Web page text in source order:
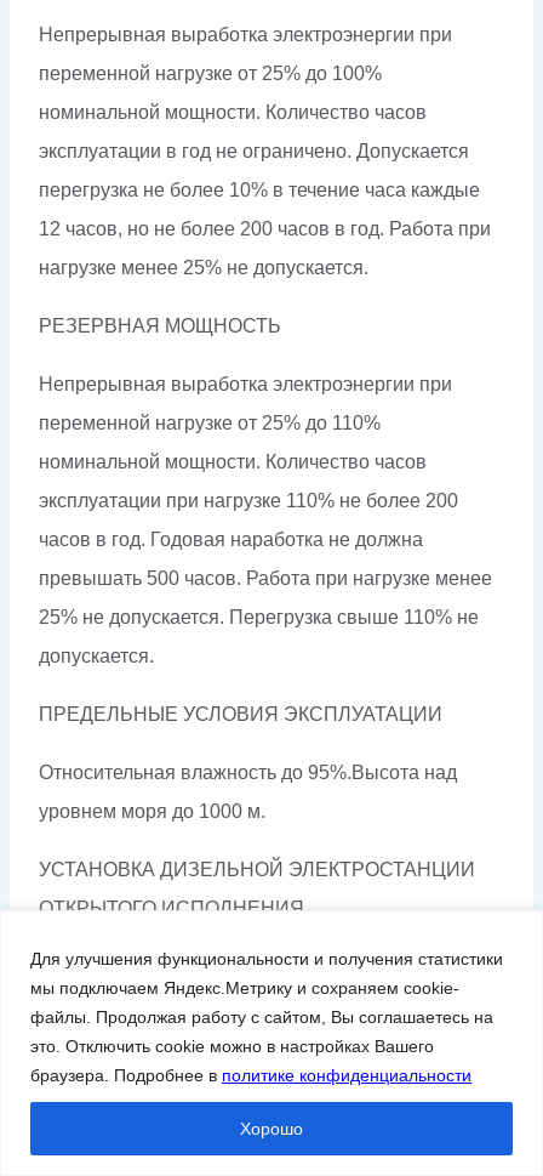
Для улучшения функциональности и получения статистики
мы подключаем Яндекс.Метрику и сохраняем cookie-
файлы. Продолжая работу с сайтом, Вы соглашаетесь на
это. Отключить cookie можно в настройках Вашего
браузера. Подробнее в политике конфиденциальности
Хорошо
Непрерывная выработка электроэнергии при
переменной нагрузке от 25% до 100%
номинальной мощности. Количество часов
эксплуатации в год не ограничено. Допускается
перегрузка не более 10% в течение часа каждые
12 часов, но не более 200 часов в год. Работа при
нагрузке менее 25% не допускается.
РЕЗЕРВНАЯ МОЩНОСТЬ
Непрерывная выработка электроэнергии при
переменной нагрузке от 25% до 110%
номинальной мощности. Количество часов
эксплуатации при нагрузке 110% не более 200
часов в год. Годовая наработка не должна
превышать 500 часов. Работа при нагрузке менее
25% не допускается. Перегрузка свыше 110% не
допускается.
ПРЕДЕЛЬНЫЕ УСЛОВИЯ ЭКСПЛУАТАЦИИ
Относительная влажность до 95%.Высота над
уровнем моря до 1000 м.
УСТАНОВКА ДИЗЕЛЬНОЙ ЭЛЕКТРОСТАНЦИИ
ОТКРЫТОГО ИСПОЛНЕНИЯ
В отапливаемом помещении, оснащенном
соответствующей производительности при
температуре окружающего воздуха от +5 ºС до +45